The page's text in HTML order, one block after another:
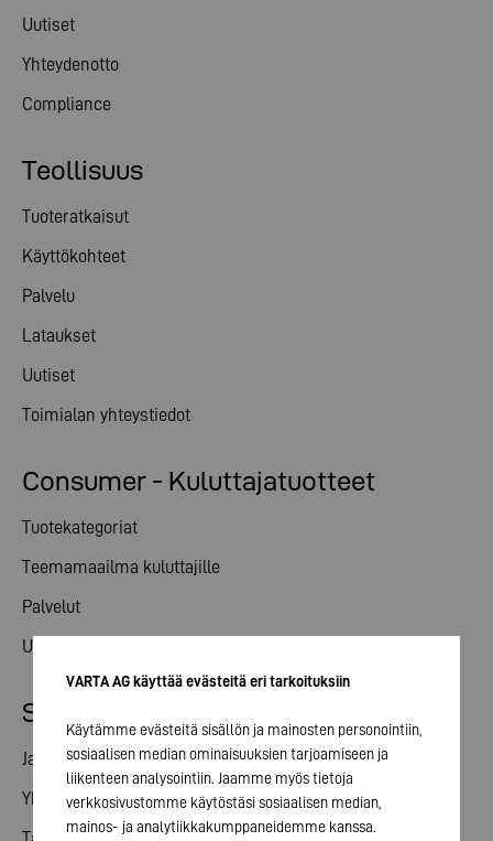
Uutiset
Yhteydenotto
Compliance
Consumer - Kuluttajatuotteet
Tuotekategoriat
Teemamaailma kuluttajille
Palvelut
Uutiset
Teollisuus
Tuoteratkaisut
Käyttökohteet
Palvelu
Lataukset
Uutiset
Toimialan yhteystiedot
Sijoittajasuhteet
Jaa
Yhtiökokous
VARTA AG käyttää evästeitä eri tarkoituksiin
Käytämme evästeitä sisällön ja mainosten personointiin,
sosiaalisen median ominaisuuksien tarjoamiseen ja
liikenteen analysointiin. Jaamme myös tietoja
verkkosivustomme käytöstäsi sosiaalisen median,
mainos- ja analytiikkakumppaneidemme kanssa.